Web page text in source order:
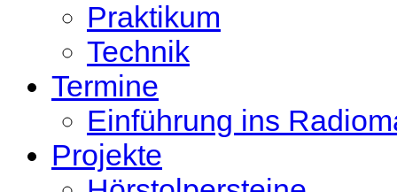
Praktikum
Technik
Termine
Einführung ins
Projekte